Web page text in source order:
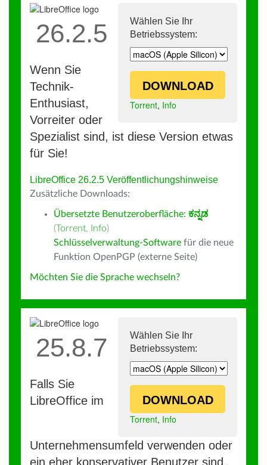
Wählen Sie Ihr
Betriebssystem:
DOWNLOAD
Torrent, Info
26.2.5
Wenn Sie
Technik-
Enthusiast,
Vorreiter oder
Spezialist sind, ist diese Version etwas
für Sie!
LibreOffice 26.2.5 Veröffentlichungshinweise
Zusätzliche Downloads:
Übersetzte Benutzeroberfläche: ಕನ್ನಡ
(Torrent, Info)
Schlüsselverwaltung-Software für die neue
Funktion OpenPGP (externe Seite)
Möchten Sie die Sprache wechseln?
Wählen Sie Ihr
Betriebssystem:
DOWNLOAD
Torrent, Info
25.8.7
Falls Sie
LibreOffice im
Unternehmensumfeld verwenden oder
ein eher konservativer Benutzer sind,